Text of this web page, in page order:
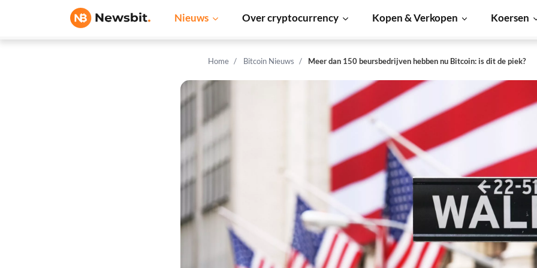
Nieuws Over cryptocurrency Kopen & Verkopen Koersen
Home Bitcoin Nieuws Meer dan 150 beursbedrijven hebben nu Bitcoin: is dit de piek?